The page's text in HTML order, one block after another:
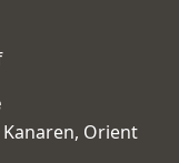
Kanaren, Orient